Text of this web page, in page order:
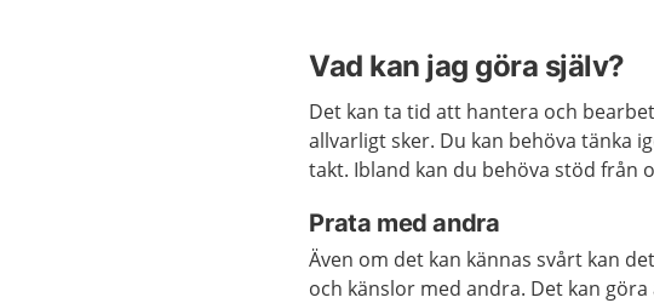
Vad kan jag göra själv?
Det kan ta tid att hantera och
allvarligt sker. Du kan behöva tänka
takt. Ibland kan du behöva stöd från
Prata med andra
Även om det kan kännas svårt kan
och känslor med andra. Det kan